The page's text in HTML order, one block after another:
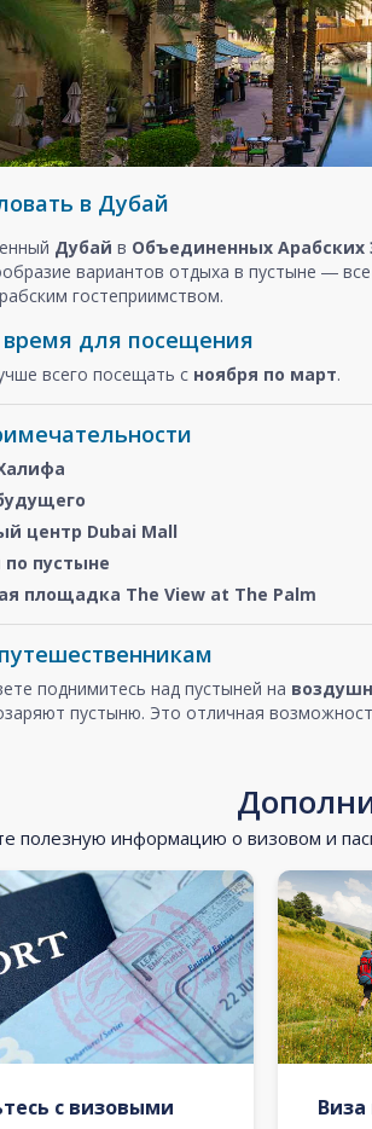
в Дубай
Дубай в Объединенных Арабских
вариантов отдыха в пустыне ―
гостеприимством.
для посещения
всего посещать с ноября по март.
центр Dubai Mall
пустыне
площадка The View at The Palm
поднимитесь над пустыней на
пустыню. Это отличная
полезную информацию о визовом и
с визовыми